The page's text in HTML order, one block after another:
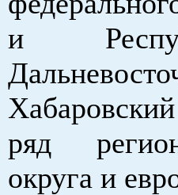
и
ряд
округа и